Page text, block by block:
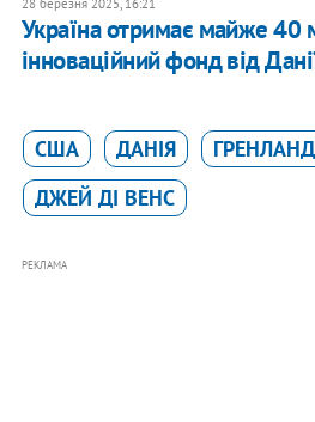
28 березня 2025, 16:21
Україна отримає майже 40
інноваційний фонд від
США ДАНІЯ
ДЖЕЙ ДІ ВЕНС
РЕКЛАМА